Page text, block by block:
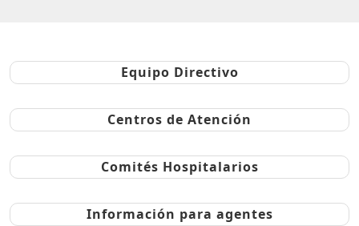
Equipo Directivo
Centros de Atención
Comités Hospitalarios
Información para agentes